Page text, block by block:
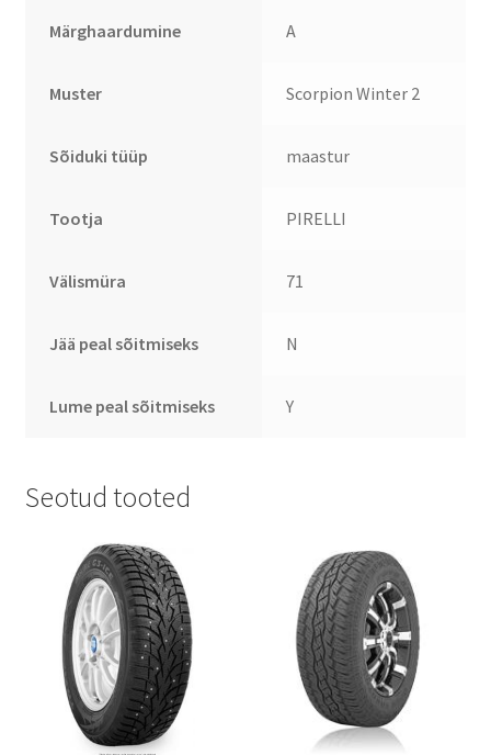
Märghaardumine A
Muster Scorpion Winter 2
Sõiduki tüüp maastur
Tootja PIRELLI
Välismüra 71
Jää peal sõitmiseks N
Lume peal sõitmiseks Y
Seotud tooted